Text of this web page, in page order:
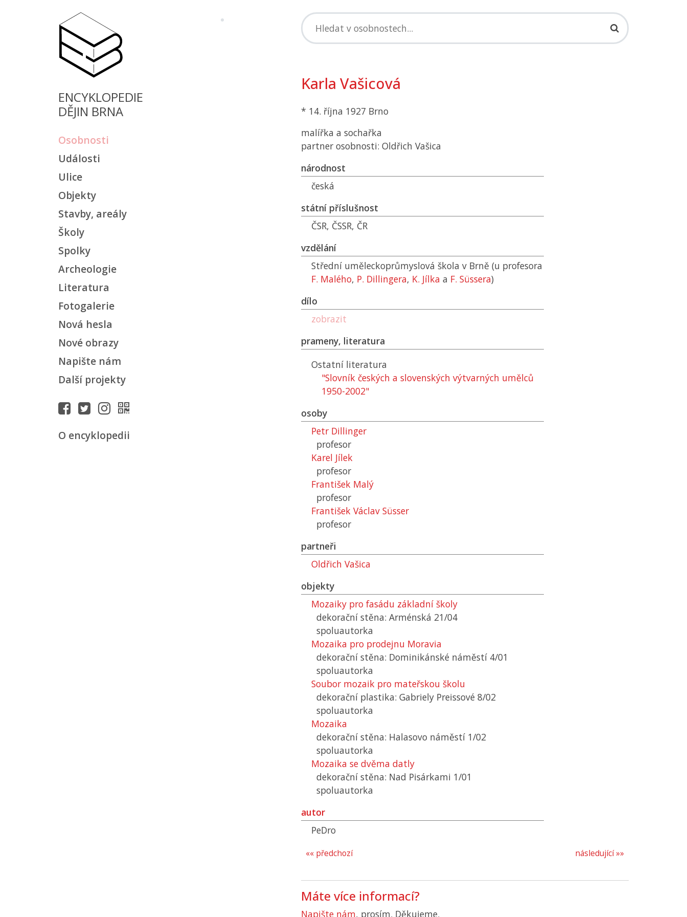
ENCYKLOPEDIE
DĚJIN BRNA
Osobnosti
Události
Ulice
Objekty
Stavby, areály
Školy
Spolky
Archeologie
Literatura
Fotogalerie
Nová hesla
Nové obrazy
Napište nám
Další projekty
O encyklopedii
Karla Vašicová
* 14. října 1927 Brno
malířka a sochařka
partner osobnosti: Oldřich Vašica
národnost
česká
státní příslušnost
ČSR, ČSSR, ČR
vzdělání
Střední uměleckoprůmyslová škola v Brně (u profesora
F. Malého, P. Dillingera, K. Jílka a F. Süssera)
dílo
zobrazit
prameny, literatura
Ostatní literatura
"Slovník českých a slovenských výtvarných umělců
1950-2002"
osoby
Petr Dillinger
profesor
Karel Jílek
profesor
František Malý
profesor
František Václav Süsser
profesor
partneři
Oldřich Vašica
objekty
Mozaiky pro fasádu základní školy
dekorační stěna: Arménská 21/04
spoluautorka
Mozaika pro prodejnu Moravia
dekorační stěna: Dominikánské náměstí 4/01
spoluautorka
Soubor mozaik pro mateřskou školu
dekorační plastika: Gabriely Preissové 8/02
spoluautorka
Mozaika
dekorační stěna: Halasovo náměstí 1/02
spoluautorka
Mozaika se dvěma datly
dekorační stěna: Nad Pisárkami 1/01
spoluautorka
autor
PeDro
následující »»
«« předchozí
Máte více informací?
Napište nám, prosím. Děkujeme.